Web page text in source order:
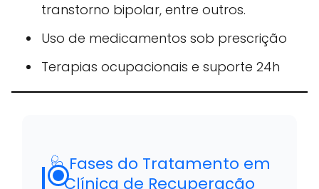
transtorno bipolar, entre outros.
Uso de medicamentos sob prescrição
Terapias ocupacionais e suporte 24h
🩺 Fases do Tratamento em
Clínica de Recuperação